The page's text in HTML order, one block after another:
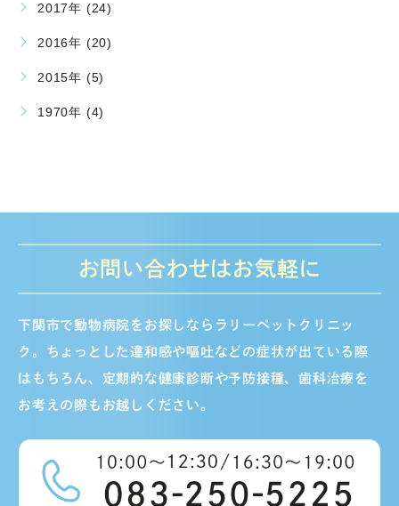
2017年 (24)
2016年 (20)
2015年 (5)
1970年 (4)
お問い合わせはお気軽に
下関市で動物病院をお探しならラリーペットクリニッ
ク。ちょっとした違和感や嘔吐などの症状が出ている際
はもちろん、定期的な健康診断や予防接種、歯科治療を
お考えの際もお越しください。